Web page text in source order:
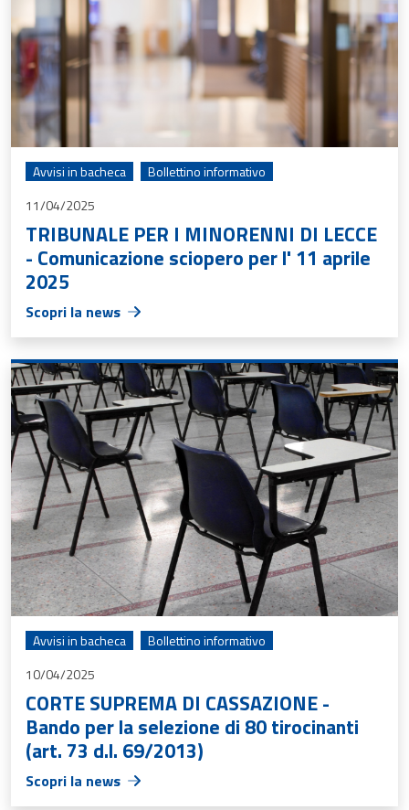
Avvisi in bacheca
Bollettino informativo
11/04/2025
TRIBUNALE PER I MINORENNI DI LECCE
- Comunicazione sciopero per l' 11 aprile
2025
Scopri la news
Avvisi in bacheca
Bollettino informativo
10/04/2025
CORTE SUPREMA DI CASSAZIONE -
Bando per la selezione di 80 tirocinanti
(art. 73 d.l. 69/2013)
Scopri la news